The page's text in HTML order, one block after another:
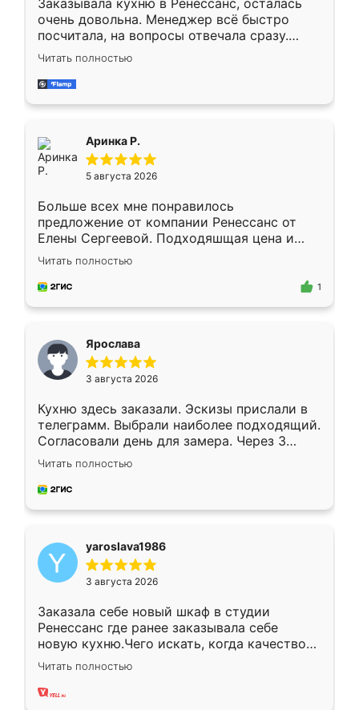
Заказывала кухню в Ренессанс, осталась
очень довольна. Менеджер всё быстро
посчитала, на вопросы отвечала сразу.
Замерщик приехал в субботу, подошёл к
делу со всей ответственностью. Собрали
за день, ребята работали аккуратно, даже
Читать полностью
Аринка Р.
5 августа 2026
Больше всех мне понравилось
предложение от компании Ренессанс от
Елены Сергеевой. Подходяшщая цена и
короткие сроки изготовления. Приехавший
для замера сотрудник Владислав
предложил по моему эскизу самый
Читать полностью
1
Ярослава
3 августа 2026
Кухню здесь заказали. Эскизы прислали в
телеграмм. Выбрали наиболее подходящий.
Согласовали день для замера. Через 3
недели кухня была уже готова. Остались
довольны работой. Спасибо Ренессанс
мебель за качественную работу!
Читать полностью
yaroslava1986
3 августа 2026
Заказала себе новый шкаф в студии
Ренессанс где ранее заказывала себе
новую кухню.Чего искать, когда качеством
вполне довольна. Служит кухня уже почти
два года, нареканий нет.
Читать полностью